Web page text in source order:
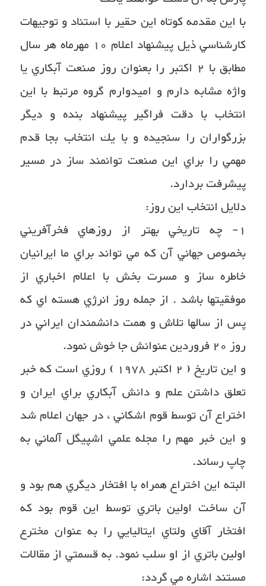
با اين مقدمه كوتاه اين حقير با استناد و توجيهات
كارشناسي ذيل پيشنهاد اعلام ١٠ مهرماه هر سال
مطابق با ٢ اكتبر را بعنوان روز صنعت آبكاري يا
واژه مشابه دارم و اميدوارم گروه مرتبط با اين
انتخاب با دقت فراگير پيشنهاد بنده و ديگر
بزرگواران را سنجيده و با يك انتخاب بجا قدم
مهمي را براي اين صنعت توانمند ساز در مسير
پيشرفت بردارد.
دلايل انتخاب اين روز:
١- چه تاريخي بهتر از روزهاي فخرآفريني
بخصوص جهاني آن كه مي تواند براي ما ايرانيان
خاطره ساز و مسرت بخش با اعلام اخباري از
موفقيتها باشد . از جمله روز انرژي هسته اي كه
پس از سالها تلاش و همت دانشمندان ايراني در
روز ٢٠ فروردين عنوانش جا خوش نمود.
و اين تاريخ ( ٢ اكتبر ١٩٧٨ ) روزي است كه خبر
تعلق داشتن علم و دانش آبكاري براي ايران و
اختراع آن توسط قوم اشكاني ، در جهان اعلام شد
و اين خبر مهم را مجله علمي اشپيگل آلماني به
چاپ رساند.
البته اين اختراع همراه با افتخار ديگري هم بود و
آن ساخت اولين باتري توسط اين قوم بود كه
افتخار آقاي ولتاي ايتاليايي را به عنوان مخترع
اولين باتري از او سلب نمود. به قسمتي از مقالات
مستند اشاره مي گردد: